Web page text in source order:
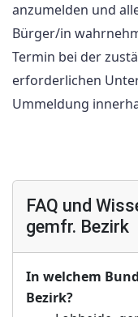
anzumelden und
Bürger/in
Termin bei der
erforderlichen
Ummeldung
FAQ und
gemfr. Bezirk
In welchem
Bezirk?